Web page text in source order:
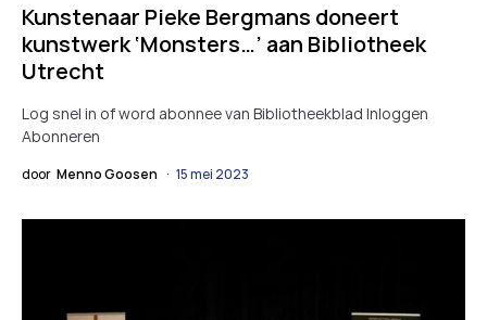
Kunstenaar Pieke Bergmans doneert
kunstwerk ‘Monsters…’ aan Bibliotheek
Utrecht
Log snel in of word abonnee van Bibliotheekblad Inloggen
Abonneren
door Menno Goosen 15 mei 2023